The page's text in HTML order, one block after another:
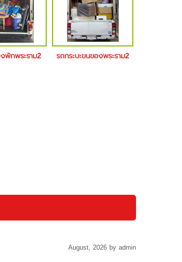
พักพระราม2 รถกระบะขนของพระราม2
August, 2026 by admin